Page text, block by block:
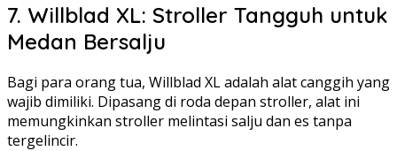
7. Willblad XL: Stroller Tangguh untuk
Medan Bersalju
Bagi para orang tua, Willblad XL adalah alat canggih yang
wajib dimiliki. Dipasang di roda depan stroller, alat ini
memungkinkan stroller melintasi salju dan es tanpa
tergelincir.